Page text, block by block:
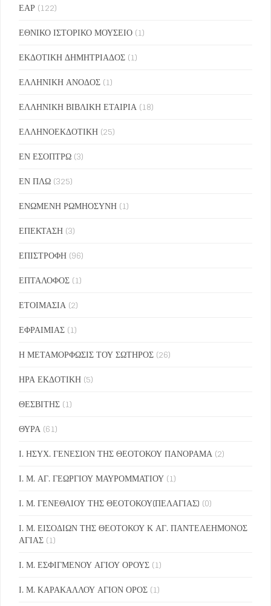
ΕΑΡ (122)
ΕΘΝΙΚΟ ΙΣΤΟΡΙΚΟ ΜΟΥΣΕΙΟ (1)
ΕΚΔΟΤΙΚΗ ΔΗΜΗΤΡΙΑΔΟΣ (1)
ΕΛΛΗΝΙΚΗ ΑΝΟΔΟΣ (1)
ΕΛΛΗΝΙΚΗ ΒΙΒΛΙΚΗ ΕΤΑΙΡΙΑ (18)
ΕΛΛΗΝΟΕΚΔΟΤΙΚΗ (25)
ΕΝ ΕΣΟΠΤΡΩ (3)
ΕΝ ΠΛΩ (325)
ΕΝΩΜΕΝΗ ΡΩΜΗΟΣΥΝΗ (1)
ΕΠΕΚΤΑΣΗ (3)
ΕΠΙΣΤΡΟΦΗ (96)
ΕΠΤΑΛΟΦΟΣ (1)
ΕΤΟΙΜΑΣΙΑ (2)
ΕΦΡΑΙΜΙΑΣ (1)
Η ΜΕΤΑΜΟΡΦΩΣΙΣ ΤΟΥ ΣΩΤΗΡΟΣ (26)
ΗΡΑ ΕΚΔΟΤΙΚΗ (5)
ΘΕΣΒΙΤΗΣ (1)
ΘΥΡΑ (61)
Ι. ΗΣΥΧ. ΓΕΝΕΣΙΟΝ ΤΗΣ ΘΕΟΤΟΚΟΥ ΠΑΝΟΡΑΜΑ (2)
Ι. Μ. ΑΓ. ΓΕΩΡΓΙΟΥ ΜΑΥΡΟΜΜΑΤΙΟΥ (1)
Ι. Μ. ΓΕΝΕΘΛΙΟΥ ΤΗΣ ΘΕΟΤΟΚΟΥ(ΠΕΛΑΓΙΑΣ) (0)
Ι. Μ. ΕΙΣΟΔΙΩΝ ΤΗΣ ΘΕΟΤΟΚΟΥ Κ ΑΓ. ΠΑΝΤΕΛΕΗΜΟΝΟΣ
ΑΓΙΑΣ (1)
Ι. Μ. ΕΣΦΙΓΜΕΝΟΥ ΑΓΙΟΥ ΟΡΟΥΣ (1)
Ι. Μ. ΚΑΡΑΚΑΛΛΟΥ ΑΓΙΟΝ ΟΡΟΣ (1)